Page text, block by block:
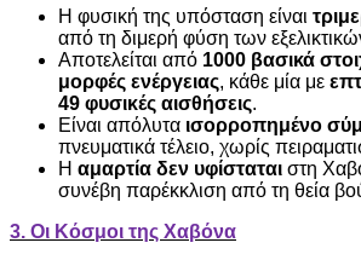
Η φυσική της υπόσταση είναι
από τη διμερή φύση των
Αποτελείται από 1000 βασικά
μορφές ενέργειας, κάθε μία με
49 φυσικές αισθήσεις.
Είναι απόλυτα ισορροπημένο
πνευματικά τέλειο, χωρίς
Η αμαρτία δεν υφίσταται στη
συνέβη παρέκκλιση από τη θεία
3. Οι Κόσμοι της Χαβόνα